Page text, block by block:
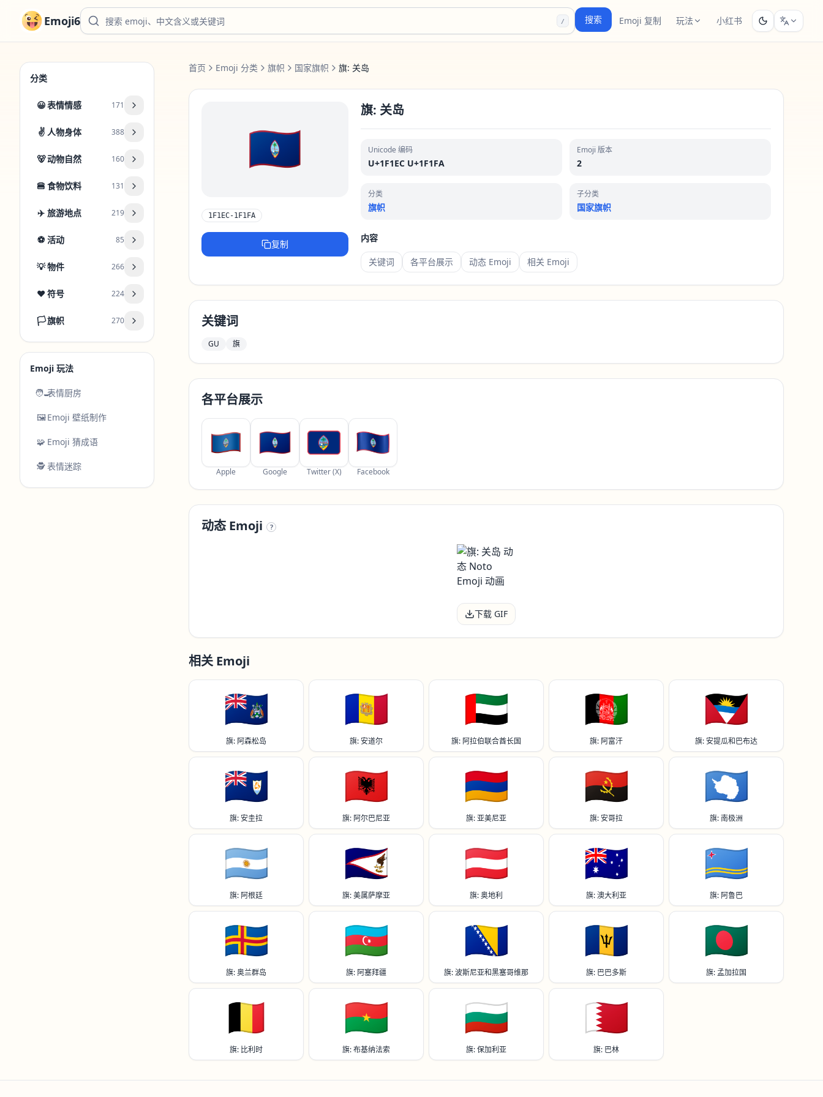
Emoji6 / 搜索 Emoji 复制 玩法 小红书
分类
😀表情情感 171
✌️ 人物身体 388
🐻动物自然 160
🍔 食物饮料 131
✈️ 旅游地点 219
⚽ 活动 85
💡物件 266
❤️符号 224
🏳️旗帜 270
Emoji 玩法
🧑‍🍳表情厨房
🖼️Emoji 壁纸制作
🧩 Emoji 猜成语
🕵️ 表情迷踪
首页 Emoji 分类 旗帜 国家旗帜 旗: 关岛
🇬🇺
1F1EC-1F1FA
复制
旗: 关岛
Unicode 编码
U+1F1EC U+1F1FA
Emoji 版本
2
分类
旗帜
子分类
国家旗帜
内容
关键词 各平台展示 动态 Emoji 相关 Emoji
关键词
GU 旗
各平台展示
Apple Google Twitter (X) Facebook
动态 Emoji ?
下载 GIF
相关 Emoji
🇦🇨
旗: 阿森松岛
🇦🇩
旗: 安道尔
🇦🇪
旗: 阿拉伯联合酋长国
🇦🇫
旗: 阿富汗
🇦🇬
旗: 安提瓜和巴布达
🇦🇮
旗: 安圭拉
🇦🇱
旗: 阿尔巴尼亚
🇦🇲
旗: 亚美尼亚
🇦🇴
旗: 安哥拉
🇦🇶
旗: 南极洲
🇦🇷
旗: 阿根廷
🇦🇸
旗: 美属萨摩亚
🇦🇹
旗: 奥地利
🇦🇺
旗: 澳大利亚
🇦🇼
旗: 阿鲁巴
🇦🇽
旗: 奥兰群岛
🇦🇿
旗: 阿塞拜疆
🇧🇦
旗: 波斯尼亚和黑塞哥维那
🇧🇧
旗: 巴巴多斯
🇧🇩
旗: 孟加拉国
🇧🇪
旗: 比利时
🇧🇫
旗: 布基纳法索
🇧🇬
旗: 保加利亚
🇧🇭
旗: 巴林